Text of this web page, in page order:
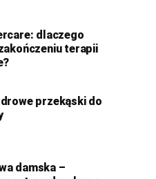
dlaczego
terapii
przekąski do
damska –